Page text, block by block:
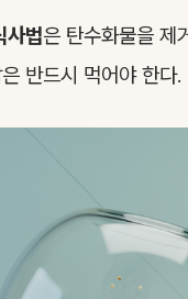
사법은 탄수화물을 제
반드시 먹어야 한다.